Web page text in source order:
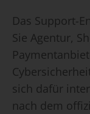
Das Support-
Sie Agentur,
sich dafür
nach dem